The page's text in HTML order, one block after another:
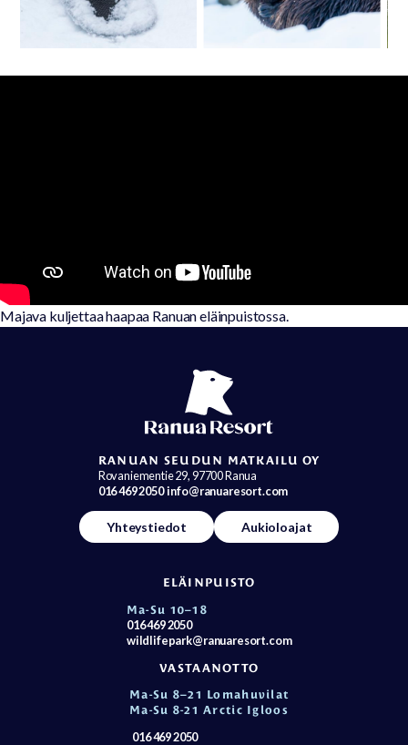
Majava kuljettaa haapaa Ranuan eläinpuistossa.
RANUAN SEUDUN MATKAILU OY
Rovaniementie 29, 97700 Ranua
016 469 2050info@ranuaresort.com
Yhteystiedot Aukioloajat
ELÄINPUISTO
Ma-Su 10–18
016 469 2050
wildlifepark@ranuaresort.com
VASTAANOTTO
Ma-Su 8–21 Lomahuvilat
Ma-Su 8-21 Arctic Igloos
016 469 2050